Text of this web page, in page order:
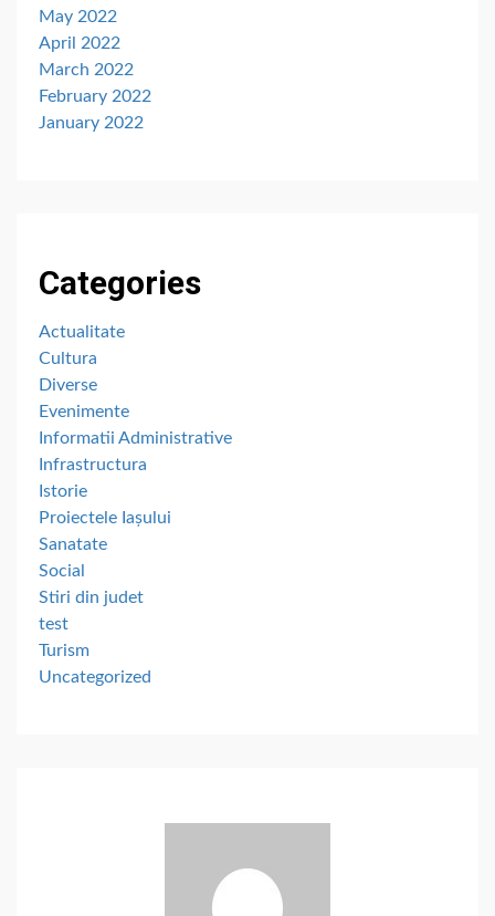
May 2022
April 2022
March 2022
February 2022
January 2022
Categories
Actualitate
Cultura
Diverse
Evenimente
Informatii Administrative
Infrastructura
Istorie
Proiectele Iașului
Sanatate
Social
Stiri din judet
test
Turism
Uncategorized